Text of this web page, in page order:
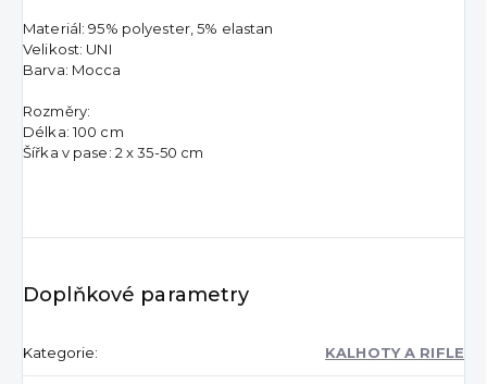
Materiál: 95% polyester, 5% elastan
Velikost: UNI
Barva: Mocca
Rozměry:
Délka: 100 cm
Šířka v pase: 2 x 35-50 cm
Doplňkové parametry
Kategorie: KALHOTY A RIFLE